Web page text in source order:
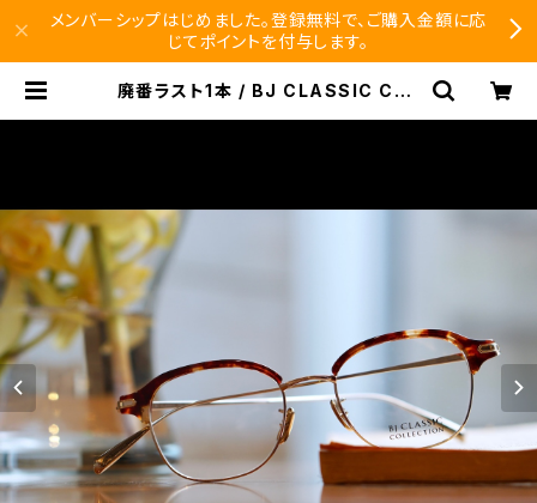
メンバーシップはじめました。登録無料で、ご購入金額に応
じてポイントを付与します。
廃番ラスト1本 / BJ CLASSIC COL